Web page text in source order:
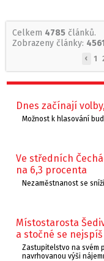
Celkem 4785 článků.
Zobrazeny články:
‹ 1
Dnes začínají
Možnost k hlasování
Ve středních
na 6,3 procenta
Nezaměstnanost se
Místostarosta
a stočné se
Zastupitelstvo na svém
navrhovanou výši